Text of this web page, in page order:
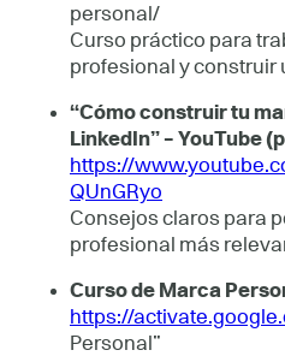
personal/
Curso práctico para
profesional y construir
“Cómo construir tu
LinkedIn” – YouTube
https://
QUnGRyo
Consejos claros para
profesional más
Curso de Marca
https://
Personal”